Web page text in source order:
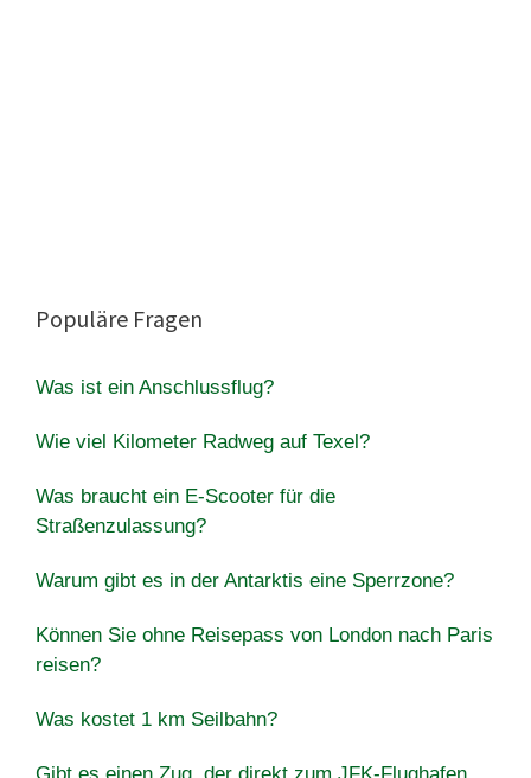
Populäre Fragen
Was ist ein Anschlussflug?
Wie viel Kilometer Radweg auf Texel?
Was braucht ein E-Scooter für die
Straßenzulassung?
Warum gibt es in der Antarktis eine Sperrzone?
Können Sie ohne Reisepass von London nach Paris
reisen?
Was kostet 1 km Seilbahn?
Gibt es einen Zug, der direkt zum JFK-Flughafen